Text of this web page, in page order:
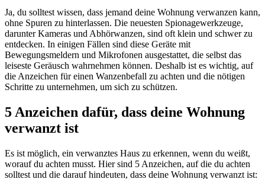
Ja, du solltest wissen, dass jemand deine Wohnung verwanzen kann,
ohne Spuren zu hinterlassen. Die neuesten Spionagewerkzeuge,
darunter Kameras und Abhörwanzen, sind oft klein und schwer zu
entdecken. In einigen Fällen sind diese Geräte mit
Bewegungsmeldern und Mikrofonen ausgestattet, die selbst das
leiseste Geräusch wahrnehmen können. Deshalb ist es wichtig, auf
die Anzeichen für einen Wanzenbefall zu achten und die nötigen
Schritte zu unternehmen, um sich zu schützen.
5 Anzeichen dafür, dass deine Wohnung
verwanzt ist
Es ist möglich, ein verwanztes Haus zu erkennen, wenn du weißt,
worauf du achten musst. Hier sind 5 Anzeichen, auf die du achten
solltest und die darauf hindeuten, dass deine Wohnung verwanzt ist: